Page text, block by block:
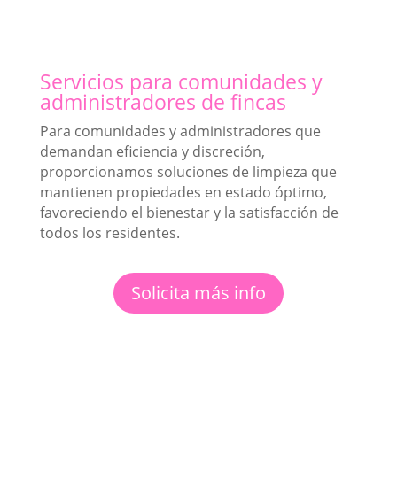
Servicios para comunidades y
administradores de fincas
Para comunidades y administradores que
demandan eficiencia y discreción,
proporcionamos soluciones de limpieza que
mantienen propiedades en estado óptimo,
favoreciendo el bienestar y la satisfacción de
todos los residentes.
Solicita más info